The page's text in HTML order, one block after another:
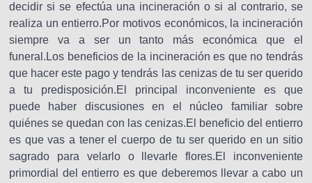
decidir si se efectúa una incineración o si al contrario, se
realiza un entierro.Por motivos económicos, la incineración
siempre va a ser un tanto más económica que el
funeral.Los beneficios de la incineración es que no tendrás
que hacer este pago y tendrás las cenizas de tu ser querido
a tu predisposición.El principal inconveniente es que
puede haber discusiones en el núcleo familiar sobre
quiénes se quedan con las cenizas.El beneficio del entierro
es que vas a tener el cuerpo de tu ser querido en un sitio
sagrado para velarlo o llevarle flores.El inconveniente
primordial del entierro es que deberemos llevar a cabo un